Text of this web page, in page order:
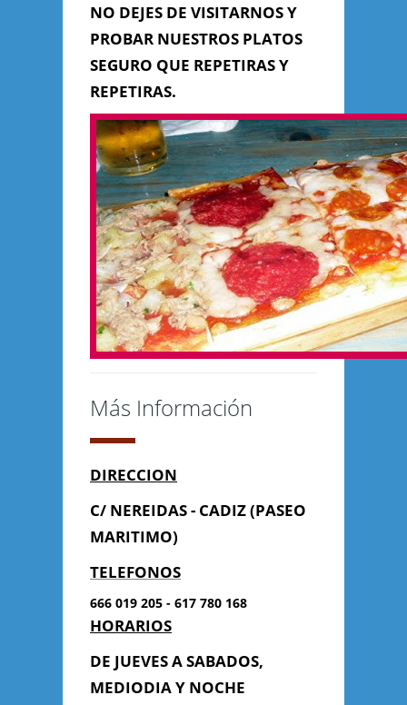
NO DEJES DE VISITARNOS Y
PROBAR NUESTROS PLATOS
SEGURO QUE REPETIRAS Y
REPETIRAS.
Más Información
DIRECCION
C/ NEREIDAS - CADIZ (PASEO
MARITIMO)
TELEFONOS
666 019 205 - 617 780 168
HORARIOS
DE JUEVES A SABADOS,
MEDIODIA Y NOCHE
Enviar Mensaje